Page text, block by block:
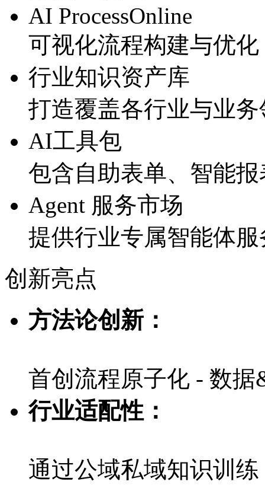
AI ProcessOnline
可视化流程构建与优化
行业知识资产库
打造覆盖各行业与业
AI工具包
包含自助表单、智能
Agent 服务市场
提供行业专属智能体
创新亮点
方法论创新：
首创流程原子化 - 数
行业适配性：
通过公域私域知识训练